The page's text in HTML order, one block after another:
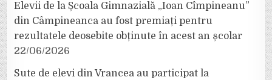
Elevii de la Școala Gimnazială „Ioan Cîmpineanu”
din Câmpineanca au fost premiați pentru
rezultatele deosebite obținute în acest an școlar
22/06/2026
Sute de elevi din Vrancea au participat la